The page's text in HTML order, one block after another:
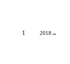
1 2018 →